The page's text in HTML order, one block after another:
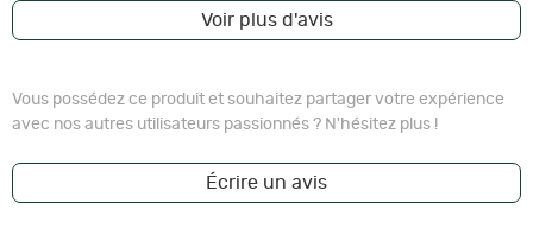
Voir plus d'avis
Vous possédez ce produit et souhaitez partager votre expérience
avec nos autres utilisateurs passionnés ? N'hésitez plus !
Écrire un avis